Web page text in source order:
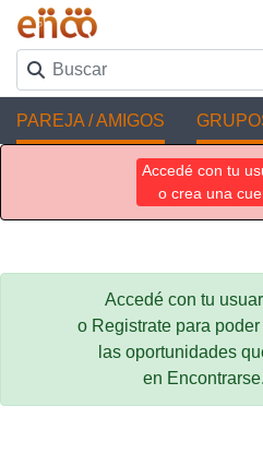
PAREJA / AMIGOS
Accedé con tu
o crea una
Accedé con tu
o Registrate para
las oportunidades
en